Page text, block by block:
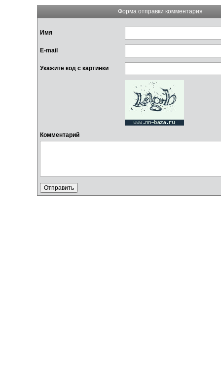
Форма отправки комментария
Имя
E-mail
Укажите код с картинки
Комментарий